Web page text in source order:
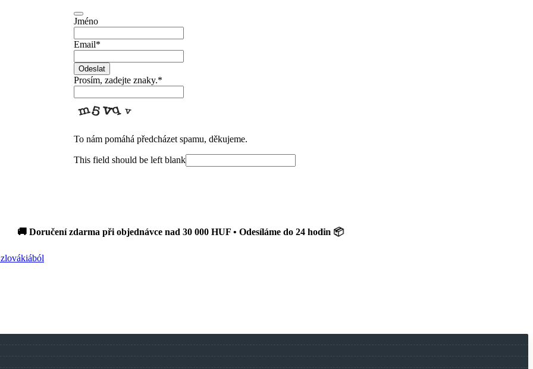
Jméno
Email*
Odeslat
Prosím, zadejte znaky.*
To nám pomáhá předcházet spamu, děkujeme.
This field should be left blank
Doručení zdarma při objednávce nad 30 000 HUF • Odesíláme do 24 hodin 📦